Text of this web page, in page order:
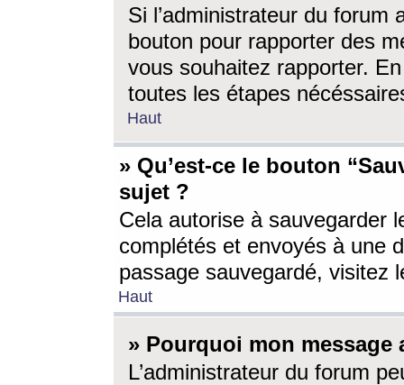
Si l’administrateur du forum
bouton pour rapporter des
vous souhaitez rapporter.
toutes les étapes
Haut
» Qu’est-ce le bouton
sujet ?
Cela autorise à sauvegarder
complétés et envoyés à une
passage sauvegardé, visitez
Haut
» Pourquoi mon message
L’administrateur du forum